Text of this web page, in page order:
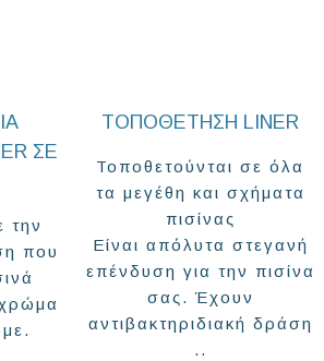
ΣΕ
την
που
ΤΟΠΟΘΈΤΗΣΗ LINER
Τοποθετούνται σε όλα
τα μεγέθη και σχήματα
πισίνας
Είναι απόλυτα στεγανή
επένδυση για την πισίνα
σας. Έχουν
αντιβακτηριδιακή δράση
..